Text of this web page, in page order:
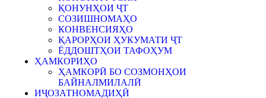
ҚОНУНҲОИ ҶТ
СОЗИШНОМАҲО
КОНВЕНСИЯҲО
ҚАРОРҲОИ ҲУКУМАТИ ҶТ
ЁДДОШТҲОИ ТАФОҲУМ
ҲАМКОРИҲО
ҲАМКОРӢ БО СОЗМОНҲОИ
БАЙНАЛМИЛАЛӢ
ИҶОЗАТНОМАДИҲӢ